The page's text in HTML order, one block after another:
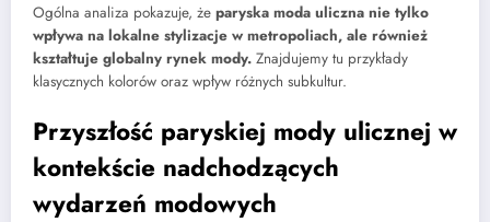
Ogólna analiza pokazuje, że paryska moda uliczna nie tylko
wpływa na lokalne stylizacje w metropoliach, ale również
kształtuje globalny rynek mody. Znajdujemy tu przykłady
klasycznych kolorów oraz wpływ różnych subkultur.
Przyszłość paryskiej mody ulicznej w
kontekście nadchodzących
wydarzeń modowych